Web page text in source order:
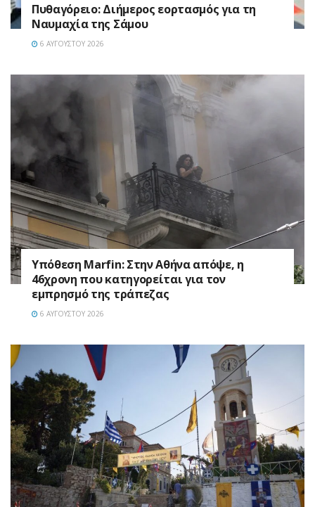
Πυθαγόρειο: Διήμερος εορτασμός για τη
Ναυμαχία της Σάμου
6 ΑΥΓΟΎΣΤΟΥ 2026
Υπόθεση Marfin: Στην Αθήνα απόψε, η
46χρονη που κατηγορείται για τον
εμπρησμό της τράπεζας
6 ΑΥΓΟΎΣΤΟΥ 2026